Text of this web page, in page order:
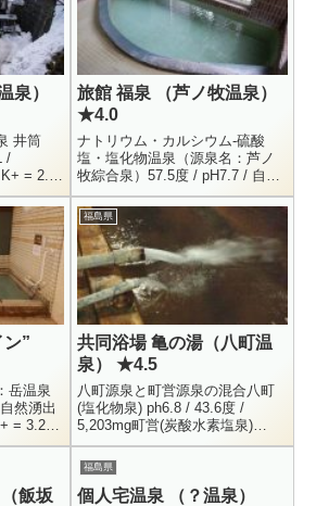
泉）
井筒
/
= 2.7
旅館 福泉 （芦ノ牧温泉）
★4.0
ナトリウム・カルシウム-硫酸
塩・塩化物温泉（源泉名：芦ノ
牧綜合泉）57.5度 / pH7.7 / 自然
湧出 / 毎分1200L / H16.9.28Li+ =
0.7 / Na+ ...
”
岳温泉
然湧出
= 3.2 /
福島県
共同浴場 亀の湯（八町温
泉） ★4.5
八町源泉と町営源泉の混合八町
(塩化物泉) ph6.8 / 43.6度 /
5,203mg町営(炭酸水素塩泉)
ph6.5 / 45.2度 / 3,699mg福島県
大沼郡金山町大字玉...
飯坂
福島県
個人宅温泉 （？温泉）